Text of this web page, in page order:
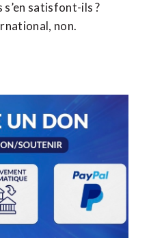
satisfont-ils ?
non.